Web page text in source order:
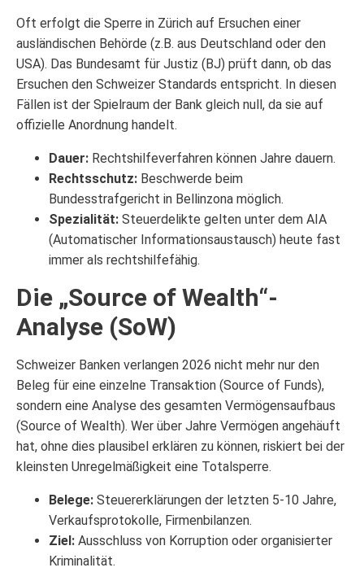
Oft erfolgt die Sperre in Zürich auf Ersuchen einer
ausländischen Behörde (z.B. aus Deutschland oder den
USA). Das Bundesamt für Justiz (BJ) prüft dann, ob das
Ersuchen den Schweizer Standards entspricht. In diesen
Fällen ist der Spielraum der Bank gleich null, da sie auf
offizielle Anordnung handelt.
Dauer: Rechtshilfeverfahren können Jahre dauern.
Rechtsschutz: Beschwerde beim
Bundesstrafgericht in Bellinzona möglich.
Spezialität: Steuerdelikte gelten unter dem AIA
(Automatischer Informationsaustausch) heute fast
immer als rechtshilfefähig.
Die „Source of Wealth“-
Analyse (SoW)
Schweizer Banken verlangen 2026 nicht mehr nur den
Beleg für eine einzelne Transaktion (Source of Funds),
sondern eine Analyse des gesamten Vermögensaufbaus
(Source of Wealth). Wer über Jahre Vermögen angehäuft
hat, ohne dies plausibel erklären zu können, riskiert bei der
kleinsten Unregelmäßigkeit eine Totalsperre.
Belege: Steuererklärungen der letzten 5-10 Jahre,
Verkaufsprotokolle, Firmenbilanzen.
Ziel: Ausschluss von Korruption oder organisierter
Kriminalität.